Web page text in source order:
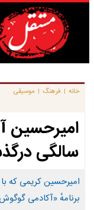
خانه | فرهنگ | موسیقی
سالگی
امیرحسین کریمی که
برنامهٔ «آکادمی